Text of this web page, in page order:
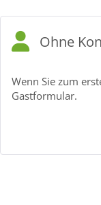
Ohne
Wenn Sie zum
Gastformular.